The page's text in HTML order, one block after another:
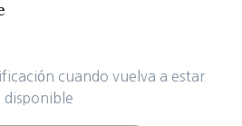
cuando vuelva a estar
disponible